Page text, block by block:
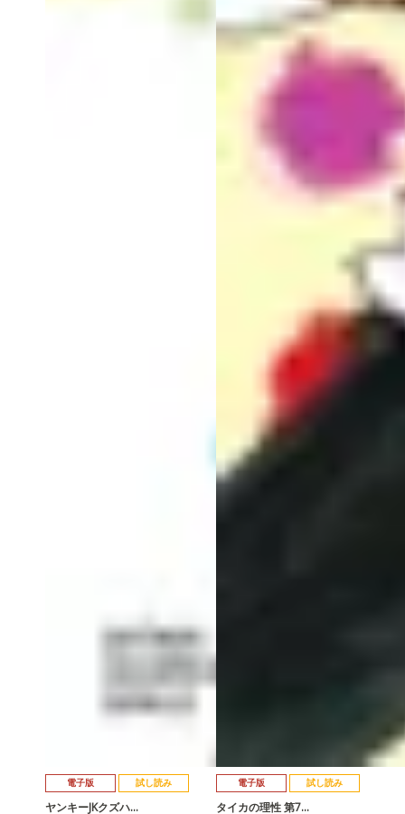
電子版 試し読み
ヤンキーJKクズハ…
電子版 試し読み
タイカの理性 第7…